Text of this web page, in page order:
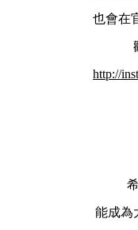
也會在
http://
能成為